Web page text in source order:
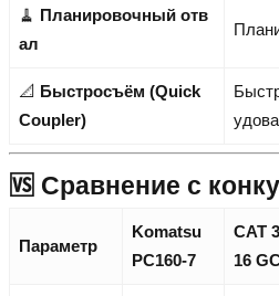
🧹 Планировочный отв
ал
📐 Быстросъём (Quick
Coupler)
🆚 Сравнение с
Параметр
Komatsu
PC160-7
CAT 3
16